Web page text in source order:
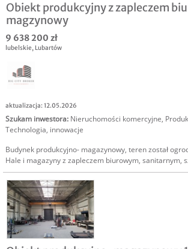
Obiekt produkcyjny z zapleczem
magzynowy
9 638 200 zł
lubelskie, Lubartów
aktualizacja: 12.05.2026
Szukam inwestora: Nieruchomości komercyjne,
Technologia, innowacje
Budynek produkcyjno- magazynowy, teren został
Hale i magazyny z zapleczem biurowym, sanitarnym,